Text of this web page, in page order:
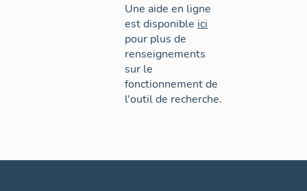
Une aide en ligne
est disponible ici
pour plus de
renseignements
sur le
fonctionnement de
l'outil de recherche.